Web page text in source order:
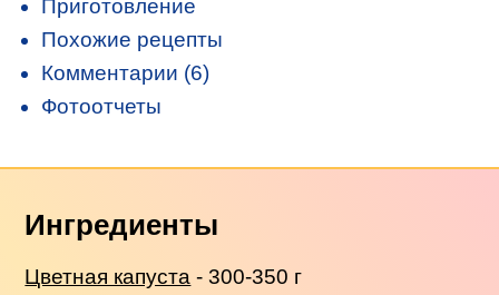
Приготовление
Похожие рецепты
Комментарии (6)
Фотоотчеты
Ингредиенты
Цветная капуста - 300-350 г